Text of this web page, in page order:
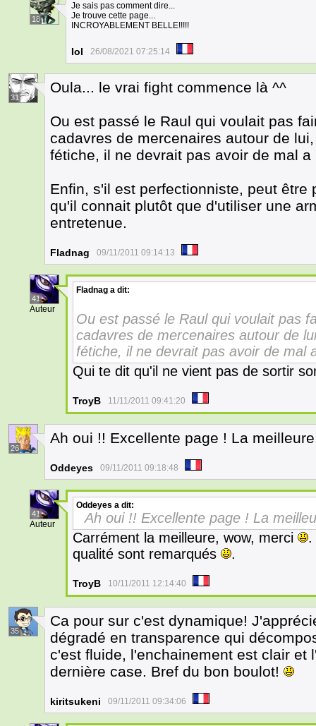
18
Je sais pas comment dire...
Je trouve cette page...
INCROYABLEMENT BELLE!!!!!
Iol 26/08/2021 07:25:14
31
Oula... le vrai fight commence là ^^
Ou est passé le Raul qui voulait pas
cadavres de mercenaires autour de
fétiche, il ne devrait pas avoir de mal
Enfin, s'il est perfectionniste, peut être
qu'il connait plutôt que d'utiliser une
entretenue.
Fladnag 09/11/2011 09:14:13
41
Auteur
Fladnag a dit:
Ou est passé le Raul qui voulait pas
cadavres de mercenaires autour de
fétiche, il ne devrait pas avoir de mal
Qui te dit qu'il ne vient pas de sortir
TroyB 11/11/2011 09:41:20
26
Ah oui !! Excellente page ! La
Oddeyes 09/11/2011 09:18:48
41
Auteur
Oddeyes a dit:
Ah oui !! Excellente page ! La
Carrément la meilleure, wow, merci
.
qualité sont remarqués
.
TroyB 10/11/2011 12:14:40
35
Ca pour sur c'est dynamique!
dégradé en transparence qui
c'est fluide, l'enchainement est clair et
dernière case. Bref du bon boulot!
kiritsukeni 09/11/2011 09:34:06